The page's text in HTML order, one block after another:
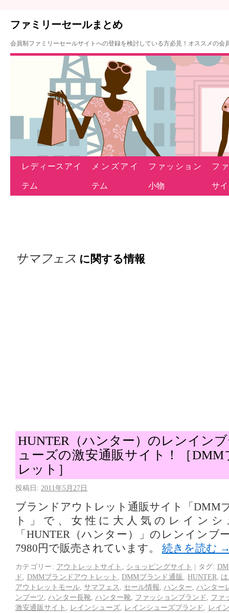
ファミリーセールまとめ
会員制ファミリーセールサイトへの登録を検討している方必見！オススメの
レディースアイ
テム
メンズアイ
テム
ファッション
小物
フ
サ
サマフェス に関する情報
HUNTER（ハンター）のレンイン
ューズの激安通販サイト！［
レット］
投稿日: 2011年5月27日
ブランドアウトレット通販サイト「DMM
ト」で、女性に大人気のレイン
「HUNTER（ハンター）」のレンインブ
7980円で販売されています。 続きを読む
カテゴリー: アウトレットサイト ショッピングサイト | タグ:
ド
DMMブランドアウトレット ,DMMブランド通販 HUNTER
アウトレットモール サマフェス セール情報 ハンター ハンター
ンブーツ ハンター長靴 ハンター靴 ファッションブランド
ファ
激安通販サイト
レインシューズ レインシューズブランド
レイ